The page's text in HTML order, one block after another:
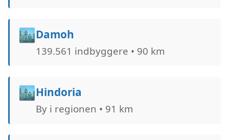
🏙️Damoh
139.561 indbyggere • 90 km
🏙️Hindoria
By i regionen • 91 km